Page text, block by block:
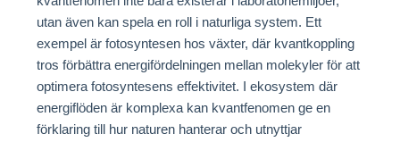
utan även kan spela en roll i naturliga system. Ett
exempel är fotosyntesen hos växter, där kvantkoppling
tros förbättra energifördelningen mellan molekyler för att
optimera fotosyntesens effektivitet. I ekosystem där
energiflöden är komplexa kan kvantfenomen ge en
förklaring till hur naturen hanterar och utnyttjar